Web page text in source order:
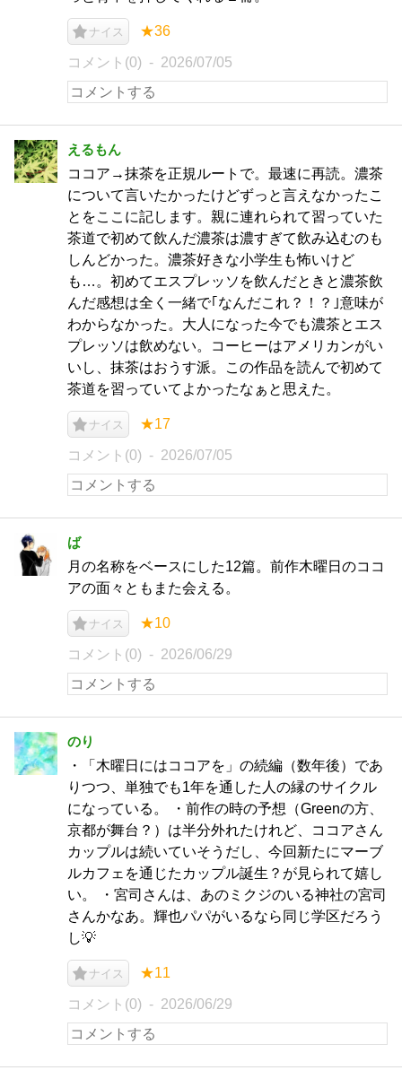
ナイス ★36
コメント(0) 2026/07/05
えるもん
ココア→抹茶を正規ルートで。最速に再読。濃茶
について言いたかったけどずっと言えなかったこ
とをここに記します。親に連れられて習っていた
茶道で初めて飲んだ濃茶は濃すぎて飲み込むのも
しんどかった。濃茶好きな小学生も怖いけど
も…。初めてエスプレッソを飲んだときと濃茶飲
んだ感想は全く一緒で｢なんだこれ？！？｣意味が
わからなかった。大人になった今でも濃茶とエス
プレッソは飲めない。コーヒーはアメリカンがい
いし、抹茶はおうす派。この作品を読んで初めて
茶道を習っていてよかったなぁと思えた。
ナイス ★17
コメント(0) 2026/07/05
ば
月の名称をベースにした12篇。前作木曜日のココ
アの面々ともまた会える。
ナイス ★10
コメント(0) 2026/06/29
のり
・「木曜日にはココアを」の続編（数年後）であ
りつつ、単独でも1年を通した人の縁のサイクル
になっている。 ・前作の時の予想（Greenの方、
京都が舞台？）は半分外れたけれど、ココアさん
カップルは続いていそうだし、今回新たにマーブ
ルカフェを通じたカップル誕生？が見られて嬉し
い。 ・宮司さんは、あのミクジのいる神社の宮司
さんかなあ。輝也パパがいるなら同じ学区だろう
し💡
ナイス ★11
コメント(0) 2026/06/29